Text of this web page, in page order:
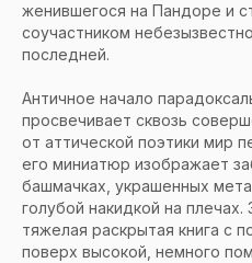
женившегося на Пандоре и
соучастником
последней.
Античное начало
просвечивает сквозь
от аттической поэтики мир
его миниатюр изображает
башмачках, украшенных
голубой накидкой на плечах.
тяжелая раскрытая книга с
поверх высокой, немного